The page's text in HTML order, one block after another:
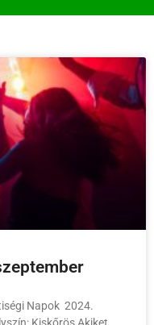
Napok 2024.